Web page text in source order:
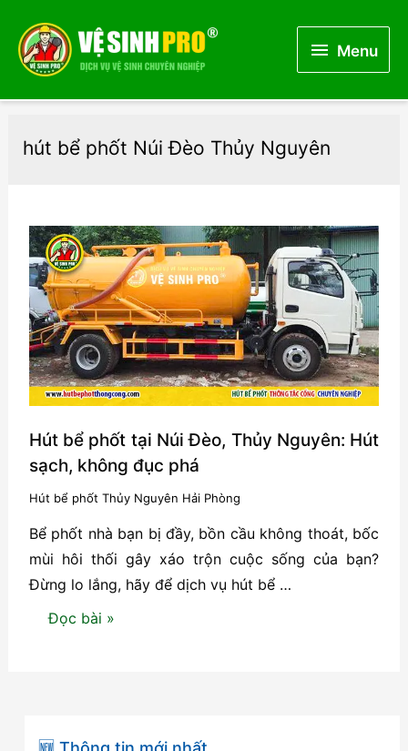
MenuMenu
hút bể phốt Núi Đèo Thủy Nguyên
Hút bể phốt tại Núi Đèo, Thủy Nguyên: Hút
sạch, không đục phá
Hút bể phốt Thủy Nguyên Hải Phòng
Bể phốt nhà bạn bị đầy, bồn cầu không thoát, bốc
mùi hôi thối gây xáo trộn cuộc sống của bạn?
Đừng lo lắng, hãy để dịch vụ hút bể …
Hút
Đèo,
Đọc bài »